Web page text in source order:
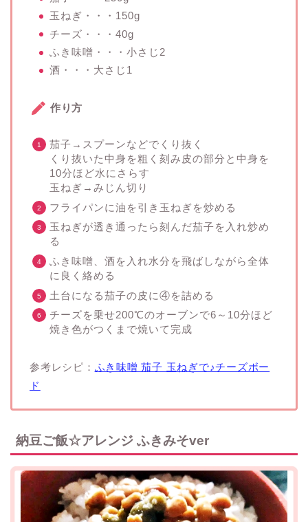
玉ねぎ・・・150g
チーズ・・・40g
ふき味噌・・・小さじ2
酒・・・大さじ1
作り方
茄子→スプーンなどでくり抜く
くり抜いた中身を粗く刻み皮の部分と中身を
10分ほど水にさらす
玉ねぎ→みじん切り
フライパンに油を引き玉ねぎを炒める
玉ねぎが透き通ったら刻んだ茄子を入れ炒め
る
ふき味噌、酒を入れ水分を飛ばしながら全体
に良く絡める
土台になる茄子の皮に④を詰める
チーズを乗せ200℃のオーブンで6～10分ほど
焼き色がつくまで焼いて完成
参考レシピ： ふき味噌 茄子 玉ねぎで♪チーズボー
ド
納豆ご飯☆アレンジ ふきみそver